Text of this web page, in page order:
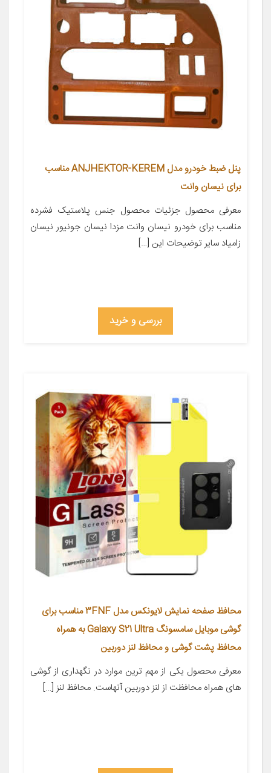
پنل ضبط خودرو مدل ANJHEKTOR-KEREM مناسب
برای نیسان وانت
معرفی محصول جزئیات محصول جنس پلاستیک فشرده
مناسب برای خودرو نیسان وانت مزدا نیسان جونیور نیسان
زامیاد سایر توضیحات این […]
بررسی و خرید
محافظ صفحه نمایش لایونکس مدل 3FNF مناسب برای
گوشی موبایل سامسونگ Galaxy S21 Ultra به همراه
محافظ پشت گوشی و محافظ لنز دوربین
معرفی محصول یکی از مهم ترین موارد در نگهداری از گوشی
های همراه محافظت از لنز دوربین آنهاست. محافظ لنز […]